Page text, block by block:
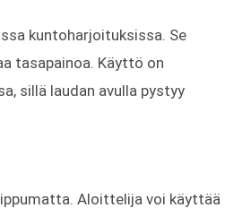
kuntoharjoituksissa. Se
tasapainoa. Käyttö on
sillä laudan avulla pystyy
Aloittelija voi käyttää